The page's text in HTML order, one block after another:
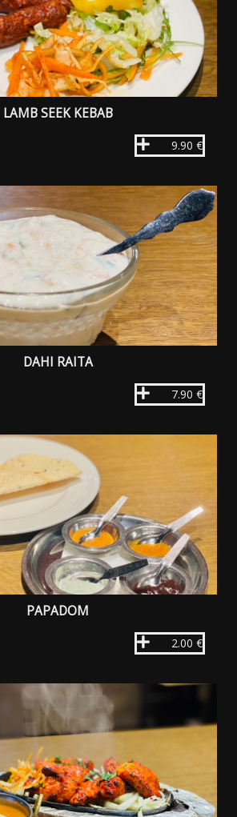
LAMB SEEK KEBAB
9.90 €
DAHI RAITA
7.90 €
PAPADOM
2.00 €